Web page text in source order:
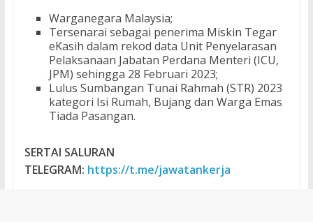
Warganegara Malaysia;
Tersenarai sebagai penerima Miskin Tegar
eKasih dalam rekod data Unit Penyelarasan
Pelaksanaan Jabatan Perdana Menteri (ICU,
JPM) sehingga 28 Februari 2023;
Lulus Sumbangan Tunai Rahmah (STR) 2023
kategori Isi Rumah, Bujang dan Warga Emas
Tiada Pasangan.
SERTAI SALURAN
TELEGRAM: https://t.me/jawatankerja